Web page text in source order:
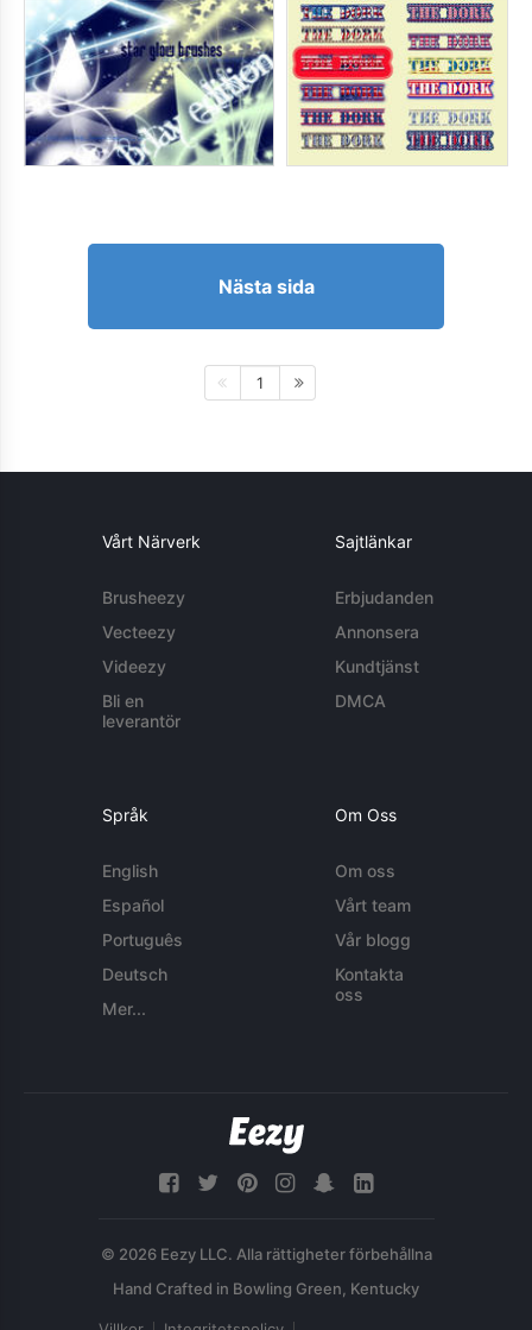
Nästa sida
1
Vårt Närverk
Brusheezy
Vecteezy
Videezy
Bli en
leverantör
Sajtlänkar
Erbjudanden
Annonsera
Kundtjänst
DMCA
Språk
English
Español
Português
Deutsch
Mer...
Om Oss
Om oss
Vårt team
Vår blogg
Kontakta
oss
© 2026 Eezy LLC. Alla rättigheter förbehållna